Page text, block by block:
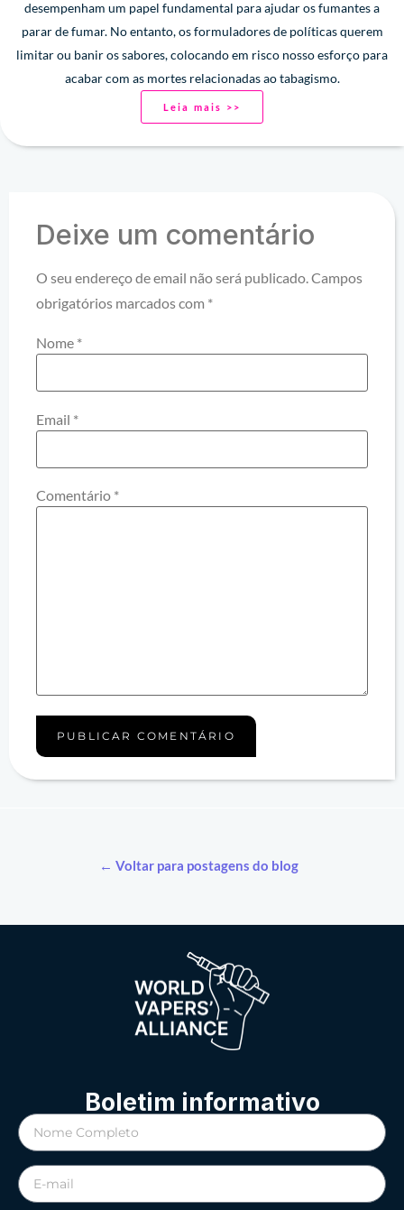
desempenham um papel fundamental para ajudar os fumantes a
parar de fumar. No entanto, os formuladores de políticas querem
limitar ou banir os sabores, colocando em risco nosso esforço para
acabar com as mortes relacionadas ao tabagismo.
Leia mais >>
Deixe um comentário
O seu endereço de email não será publicado.Campos
obrigatórios marcados com *
Nome *
Email *
Comentário *
← Voltar para postagens do blog
Boletim informativo